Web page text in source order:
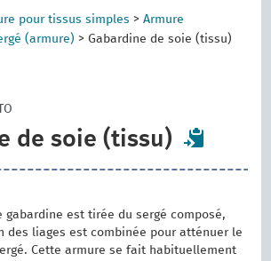
pour tissus simples >Armure
(armure) > Gabardine de soie (tissu)
de soie (tissu)
gabardine est tirée du sergé composé,
des liages est combinée pour atténuer le
Cette armure se fait habituellement